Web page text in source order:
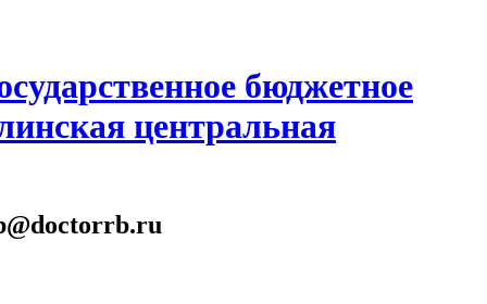
бюджетное
центральная